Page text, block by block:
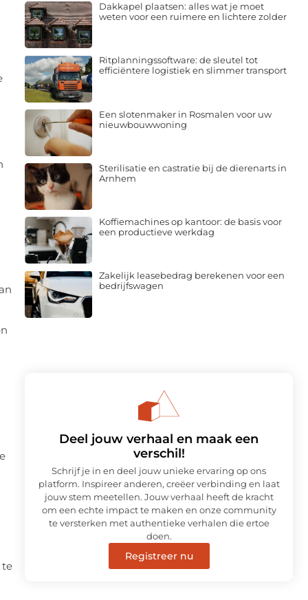
te
Dakkapel plaatsen: alles wat je moet
weten voor een ruimere en lichtere zolder
Ritplanningssoftware: de sleutel tot
efficiëntere logistiek en slimmer transport
Een slotenmaker in Rosmalen voor uw
nieuwbouwwoning
Sterilisatie en castratie bij de dierenarts in
Arnhem
Koffiemachines op kantoor: de basis voor
een productieve werkdag
Zakelijk leasebedrag berekenen voor een
bedrijfswagen
Deel jouw verhaal en maak een
verschil!
Schrijf je in en deel jouw unieke ervaring op ons
platform. Inspireer anderen, creëer verbinding en laat
jouw stem meetellen. Jouw verhaal heeft de kracht
om een echte impact te maken en onze community
te versterken met authentieke verhalen die ertoe
doen.
Registreer nu